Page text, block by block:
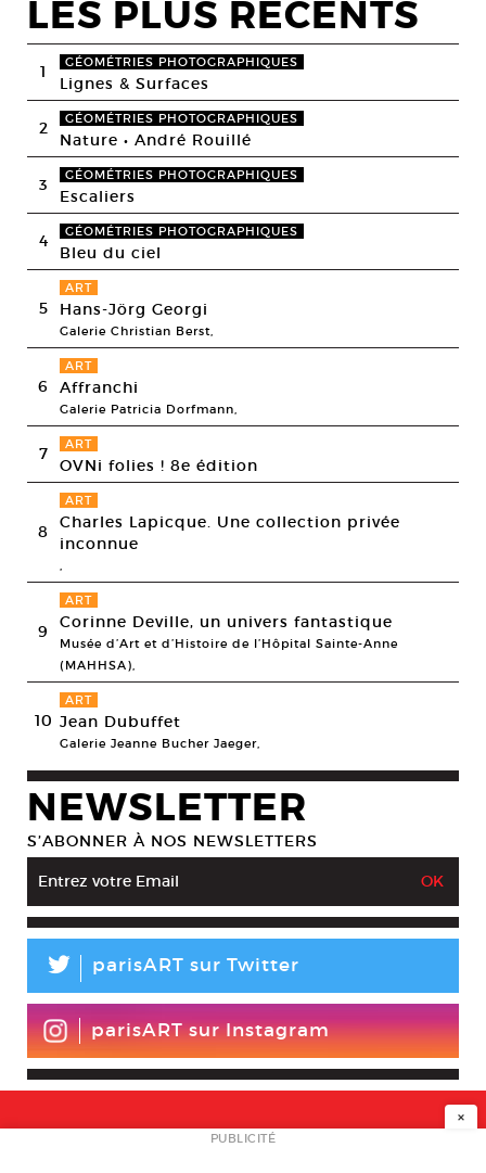
LES PLUS RECENTS
1 GÉOMÉTRIES PHOTOGRAPHIQUES
Lignes & Surfaces
2 GÉOMÉTRIES PHOTOGRAPHIQUES
Nature • André Rouillé
3 GÉOMÉTRIES PHOTOGRAPHIQUES
Escaliers
4 GÉOMÉTRIES PHOTOGRAPHIQUES
Bleu du ciel
5
ART
Hans-Jörg Georgi
Galerie Christian Berst,
6
ART
Affranchi
Galerie Patricia Dorfmann,
7 ART
OVNi folies ! 8e édition
8
ART
Charles Lapicque. Une collection privée
inconnue
,
9
ART
Corinne Deville, un univers fantastique
Musée d’Art et d’Histoire de l’Hôpital Sainte-Anne
(MAHHSA),
10
ART
Jean Dubuffet
Galerie Jeanne Bucher Jaeger,
NEWSLETTER
S’ABONNER À NOS NEWSLETTERS
L parisART sur Twitter
parisART sur Instagram
NEWSLETTER
×
PUBLICITÉ